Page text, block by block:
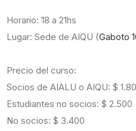
Horario: 18 a 21hs
Lugar: Sede de AIQU (Gaboto
Precio del curso:
Socios de AIALU o AIQU: $
Estudiantes no socios: $ 2.500
No socios: $ 3.400